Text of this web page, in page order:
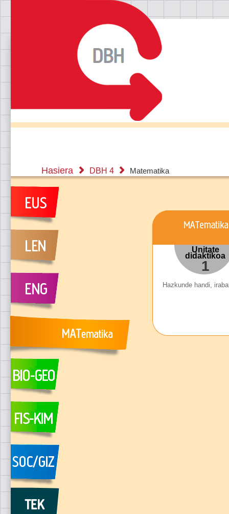
Hasiera DBH 4 Matematika
Unitate
didaktikoa
1
Hazkunde handi,